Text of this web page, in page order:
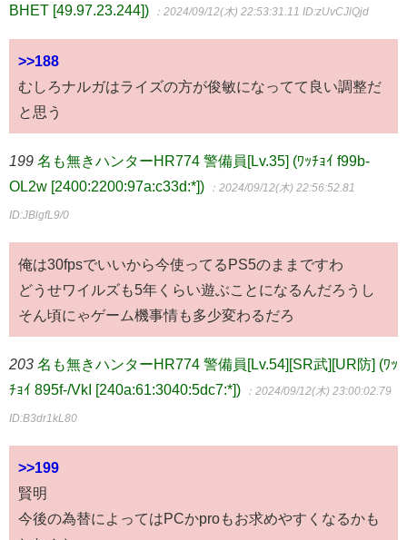
BHET [49.97.23.244])
：2024/09/12(木) 22:53:31.11 ID:zUvCJlQjd
>>188
むしろナルガはライズの方が俊敏になってて良い調整だ
と思う
199 名も無きハンターHR774 警備員[Lv.35] (ﾜｯﾁｮｲ f99b-
OL2w [2400:2200:97a:c33d:*])
：2024/09/12(木) 22:56:52.81
ID:JBlgfL9/0
俺は30fpsでいいから今使ってるPS5のままですわ
どうせワイルズも5年くらい遊ぶことになるんだろうし
そん頃にゃゲーム機事情も多少変わるだろ
203 名も無きハンターHR774 警備員[Lv.54][SR武][UR防] (ﾜｯ
ﾁｮｲ 895f-/VkI [240a:61:3040:5dc7:*])
：2024/09/12(木) 23:00:02.79
ID:B3dr1kL80
>>199
賢明
今後の為替によってはPCかproもお求めやすくなるかも